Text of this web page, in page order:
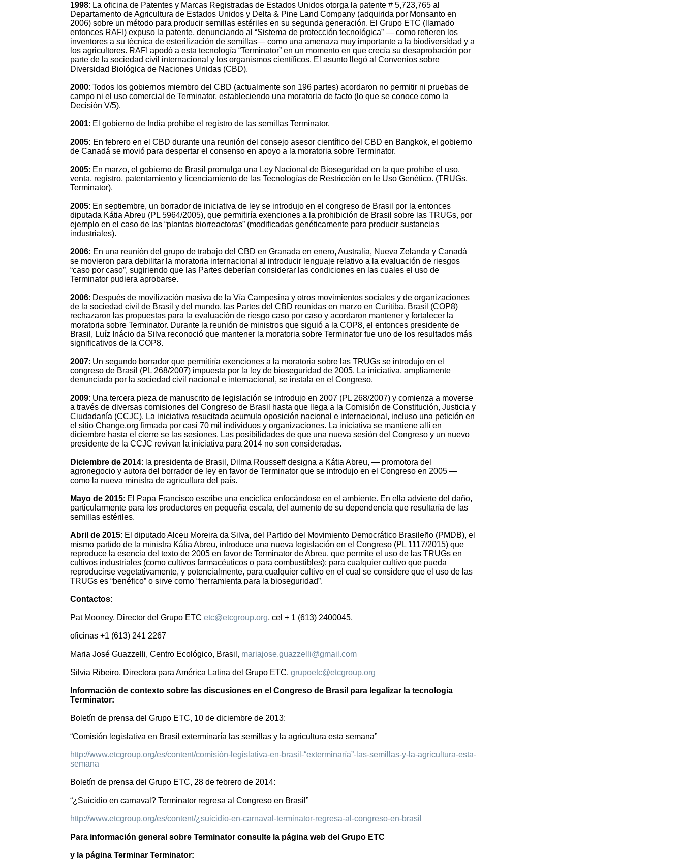
1998: La oficina de Patentes y Marcas Registradas de Estados Unidos otorga la patente # 5,723,765 al
Departamento de Agricultura de Estados Unidos y Delta & Pine Land Company (adquirida por Monsanto en
2006) sobre un método para producir semillas estériles en su segunda generación. El Grupo ETC (llamado
entonces RAFI) expuso la patente, denunciando al “Sistema de protección tecnológica” — como refieren los
inventores a su técnica de esterilización de semillas— como una amenaza muy importante a la biodiversidad y a
los agricultores. RAFI apodó a esta tecnología “Terminator” en un momento en que crecía su desaprobación por
parte de la sociedad civil internacional y los organismos científicos. El asunto llegó al Convenios sobre
Diversidad Biológica de Naciones Unidas (CBD).
2000: Todos los gobiernos miembro del CBD (actualmente son 196 partes) acordaron no permitir ni pruebas de
campo ni el uso comercial de Terminator, estableciendo una moratoria de facto (lo que se conoce como la
Decisión V/5).
2001: El gobierno de India prohíbe el registro de las semillas Terminator.
2005: En febrero en el CBD durante una reunión del consejo asesor científico del CBD en Bangkok, el gobierno
de Canadá se movió para despertar el consenso en apoyo a la moratoria sobre Terminator.
2005: En marzo, el gobierno de Brasil promulga una Ley Nacional de Bioseguridad en la que prohíbe el uso,
venta, registro, patentamiento y licenciamiento de las Tecnologías de Restricción en le Uso Genético. (TRUGs,
Terminator).
2005: En septiembre, un borrador de iniciativa de ley se introdujo en el congreso de Brasil por la entonces
diputada Kátia Abreu (PL 5964/2005), que permitiría exenciones a la prohibición de Brasil sobre las TRUGs, por
ejemplo en el caso de las “plantas biorreactoras” (modificadas genéticamente para producir sustancias
industriales).
2006: En una reunión del grupo de trabajo del CBD en Granada en enero, Australia, Nueva Zelanda y Canadá
se movieron para debilitar la moratoria internacional al introducir lenguaje relativo a la evaluación de riesgos
“caso por caso”, sugiriendo que las Partes deberían considerar las condiciones en las cuales el uso de
Terminator pudiera aprobarse.
2006: Después de movilización masiva de la Vía Campesina y otros movimientos sociales y de organizaciones
de la sociedad civil de Brasil y del mundo, las Partes del CBD reunidas en marzo en Curitiba, Brasil (COP8)
rechazaron las propuestas para la evaluación de riesgo caso por caso y acordaron mantener y fortalecer la
moratoria sobre Terminator. Durante la reunión de ministros que siguió a la COP8, el entonces presidente de
Brasil, Luíz Inácio da Silva reconoció que mantener la moratoria sobre Terminator fue uno de los resultados más
significativos de la COP8.
2007: Un segundo borrador que permitiría exenciones a la moratoria sobre las TRUGs se introdujo en el
congreso de Brasil (PL 268/2007) impuesta por la ley de bioseguridad de 2005. La iniciativa, ampliamente
denunciada por la sociedad civil nacional e internacional, se instala en el Congreso.
2009: Una tercera pieza de manuscrito de legislación se introdujo en 2007 (PL 268/2007) y comienza a moverse
a través de diversas comisiones del Congreso de Brasil hasta que llega a la Comisión de Constitución, Justicia y
Ciudadanía (CCJC). La iniciativa resucitada acumula oposición nacional e internacional, incluso una petición en
el sitio Change.org firmada por casi 70 mil individuos y organizaciones. La iniciativa se mantiene allí en
diciembre hasta el cierre se las sesiones. Las posibilidades de que una nueva sesión del Congreso y un nuevo
presidente de la CCJC revivan la iniciativa para 2014 no son consideradas.
Diciembre de 2014: la presidenta de Brasil, Dilma Rousseff designa a Kátia Abreu, — promotora del
agronegocio y autora del borrador de ley en favor de Terminator que se introdujo en el Congreso en 2005 —
como la nueva ministra de agricultura del país.
Mayo de 2015: El Papa Francisco escribe una encíclica enfocándose en el ambiente. En ella advierte del daño,
particularmente para los productores en pequeña escala, del aumento de su dependencia que resultaría de las
semillas estériles.
Abril de 2015: El diputado Alceu Moreira da Silva, del Partido del Movimiento Democrático Brasileño (PMDB), el
mismo partido de la ministra Kátia Abreu, introduce una nueva legislación en el Congreso (PL 1117/2015) que
reproduce la esencia del texto de 2005 en favor de Terminator de Abreu, que permite el uso de las TRUGs en
cultivos industriales (como cultivos farmacéuticos o para combustibles); para cualquier cultivo que pueda
reproducirse vegetativamente, y potencialmente, para cualquier cultivo en el cual se considere que el uso de las
TRUGs es “benéfico” o sirve como “herramienta para la bioseguridad”.
Contactos:
Pat Mooney, Director del Grupo ETC etc@etcgroup.org, cel + 1 (613) 2400045,
oficinas +1 (613) 241 2267
Maria José Guazzelli, Centro Ecológico, Brasil, mariajose.guazzelli@gmail.com
Silvia Ribeiro, Directora para América Latina del Grupo ETC, grupoetc@etcgroup.org
Información de contexto sobre las discusiones en el Congreso de Brasil para legalizar la tecnología
Terminator:
Boletín de prensa del Grupo ETC, 10 de diciembre de 2013:
“Comisión legislativa en Brasil exterminaría las semillas y la agricultura esta semana”
http://www.etcgroup.org/es/content/comisión-legislativa-en-brasil-“exterminaría”-las-semillas-y-la-agricultura-esta-
semana
Boletín de prensa del Grupo ETC, 28 de febrero de 2014:
“¿Suicidio en carnaval? Terminator regresa al Congreso en Brasil”
http://www.etcgroup.org/es/content/¿suicidio-en-carnaval-terminator-regresa-al-congreso-en-brasil
Para información general sobre Terminator consulte la página web del Grupo ETC
y la página Terminar Terminator: